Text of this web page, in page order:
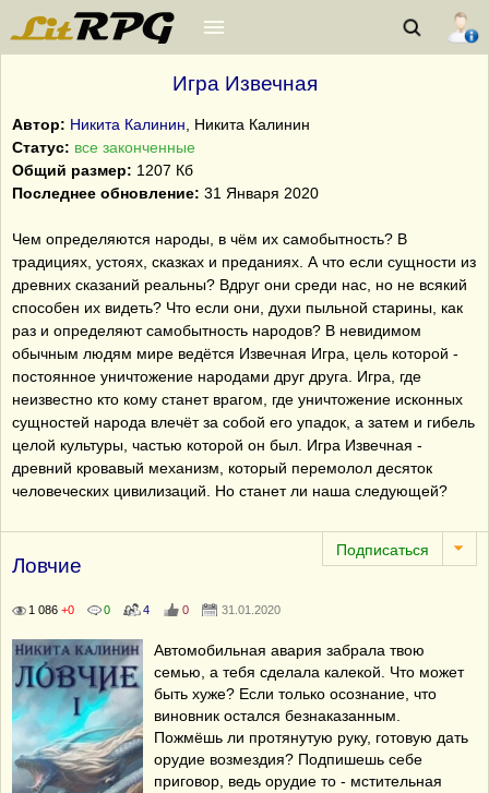
Игра Извечная
Автор: Никита Калинин , Никита Калинин
Статус: все законченные
Общий размер: 1207 Кб
Последнее обновление: 31 Января 2020
Чем определяются народы, в чём их самобытность? В
традициях, устоях, сказках и преданиях. А что если сущности из
древних сказаний реальны? Вдруг они среди нас, но не всякий
способен их видеть? Что если они, духи пыльной старины, как
раз и определяют самобытность народов? В невидимом
обычным людям мире ведётся Извечная Игра, цель которой -
постоянное уничтожение народами друг друга. Игра, где
неизвестно кто кому станет врагом, где уничтожение исконных
сущностей народа влечёт за собой его упадок, а затем и гибель
целой культуры, частью которой он был. Игра Извечная -
древний кровавый механизм, который перемолол десяток
человеческих цивилизаций. Но станет ли наша следующей?
Ловчие
1 086 +0 0 4 0 31.01.2020
Автомобильная авария забрала твою
семью, а тебя сделала калекой. Что может
быть хуже? Если только осознание, что
виновник остался безнаказанным.
Пожмёшь ли протянутую руку, готовую дать
орудие возмездия? Подпишешь себе
приговор, ведь орудие то - мстительная